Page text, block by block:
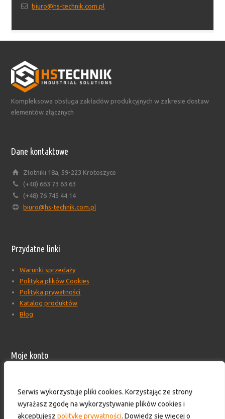
Serwis wykorzystuje pliki cookies. Korzystając ze strony
wyrażasz zgodę na wykorzystywanie plików cookies i
akceptujesz politykę prywatności. Dowiedz się więcej o
biuro@hs-technik.com.pl
Kompleksowa obsługa zakładów produkcyjnych w zakresie dostaw
elementów złącznych
Dane kontaktowe
Złotniki 18a, 59-223 Krotoszyce
(+48) 663 73 63 63
(+48) 76 745 44 14
biuro@hs-technik.com.pl
Przydatne linki
Warunki sprzedaży
Polityka plików Cookies
Polityka prywatności
Katalog produktów
Blog
Moje konto
Formularz wyceny produktów
Skontaktuj się z nami!